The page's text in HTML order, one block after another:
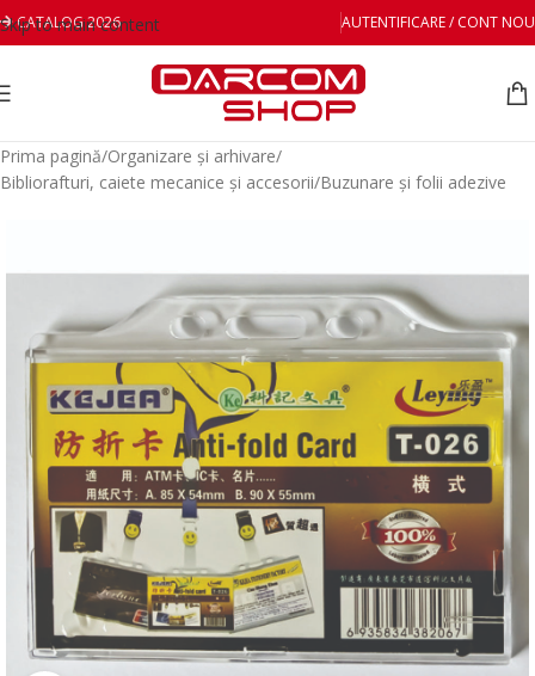
Skip to main content
CATALOG 2026 AUTENTIFICARE / CONT NOU
Prima pagină/Organizare și arhivare/
Bibliorafturi, caiete mecanice și accesorii/Buzunare și folii adezive